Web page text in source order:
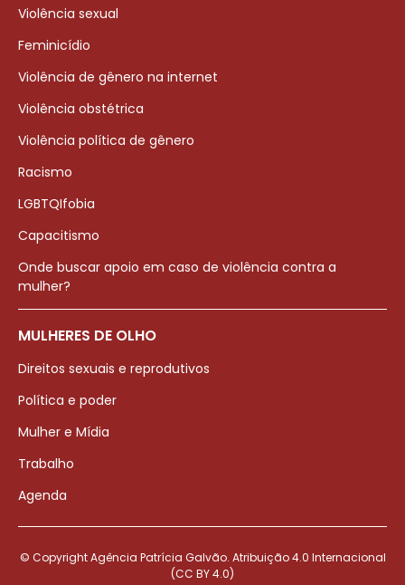
Violência sexual
Feminicídio
Violência de gênero na internet
Violência obstétrica
Violência política de gênero
Racismo
LGBTQIfobia
Capacitismo
Onde buscar apoio em caso de violência contra a
mulher?
MULHERES DE OLHO
Direitos sexuais e reprodutivos
Política e poder
Mulher e Mídia
Trabalho
Agenda
© Copyright Agência Patrícia Galvão. Atribuição 4.0 Internacional
(CC BY 4.0)